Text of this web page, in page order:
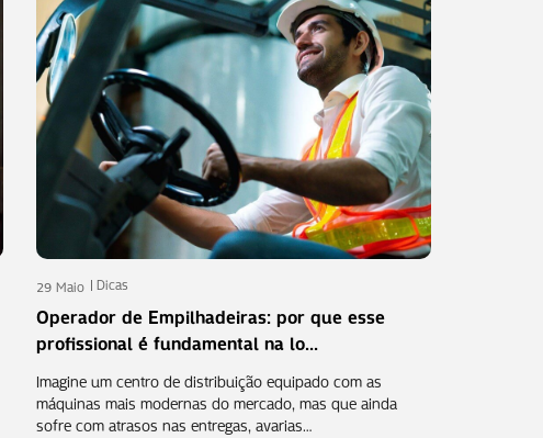
29 Maio Dicas
Operador de Empilhadeiras: por que esse
profissional é fundamental na lo...
Imagine um centro de distribuição equipado com as
máquinas mais modernas do mercado, mas que ainda
sofre com atrasos nas entregas, avarias…